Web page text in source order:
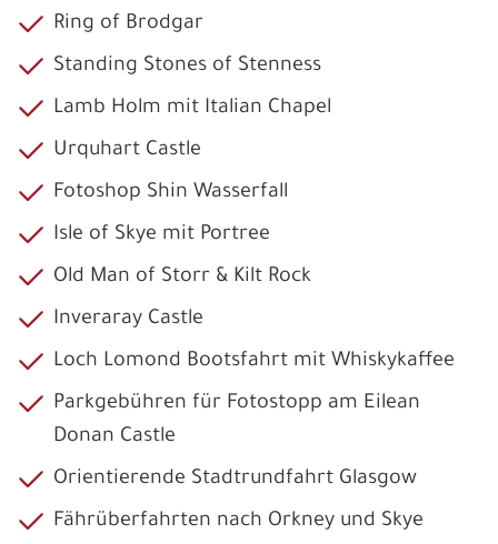
Ring of Brodgar
Standing Stones of Stenness
Lamb Holm mit Italian Chapel
Urquhart Castle
Fotoshop Shin Wasserfall
Isle of Skye mit Portree
Old Man of Storr & Kilt Rock
Inveraray Castle
Loch Lomond Bootsfahrt mit Whiskykaffee
Parkgebühren für Fotostopp am Eilean
Donan Castle
Orientierende Stadtrundfahrt Glasgow
Fährüberfahrten nach Orkney und Skye